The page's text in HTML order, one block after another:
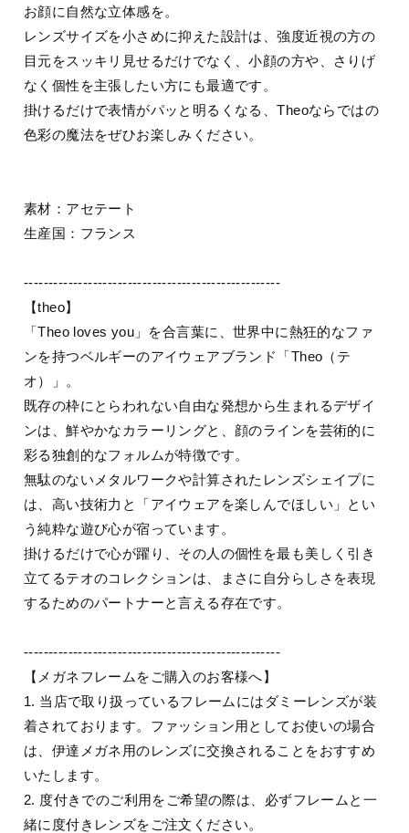
お顔に自然な立体感を。
​レンズサイズを小さめに抑えた設計は、強度近視の方の
目元をスッキリ見せるだけでなく、小顔の方や、さりげ
なく個性を主張したい方にも最適です。
​掛けるだけで表情がパッと明るくなる、Theoならではの
色彩の魔法をぜひお楽しみください。
素材：アセテート
生産国：フランス
----------------------------------------------------
【theo】
「Theo loves you」を合言葉に、世界中に熱狂的なファ
ンを持つベルギーのアイウェアブランド「Theo（テ
オ）」。
既存の枠にとらわれない自由な発想から生まれるデザイ
ンは、鮮やかなカラーリングと、顔のラインを芸術的に
彩る独創的なフォルムが特徴です。
無駄のないメタルワークや計算されたレンズシェイプに
は、高い技術力と「アイウェアを楽しんでほしい」とい
う純粋な遊び心が宿っています。
掛けるだけで心が躍り、その人の個性を最も美しく引き
立てるテオのコレクションは、まさに自分らしさを表現
するためのパートナーと言える存在です。
----------------------------------------------------
【メガネフレームをご購入のお客様へ】
1. 当店で取り扱っているフレームにはダミーレンズが装
着されております。ファッション用としてお使いの場合
は、伊達メガネ用のレンズに交換されることをおすすめ
いたします。
2. 度付きでのご利用をご希望の際は、必ずフレームと一
緒に度付きレンズをご注文ください。